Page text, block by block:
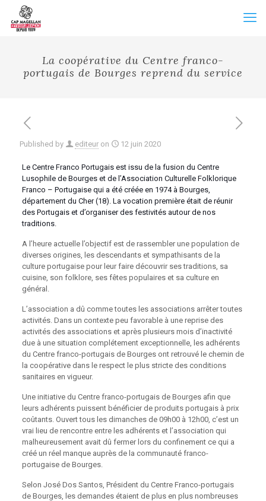
La coopérative du Centre franco-
portugais de Bourges reprend du service
Published by editeur on 12 juin 2020
Le Centre Franco Portugais est issu de la fusion du Centre
Lusophile de Bourges et de l’Association Culturelle Folklorique
Franco – Portugaise qui a été créée en 1974 à Bourges,
département du Cher (18). La vocation première était de réunir
des Portugais et d’organiser des festivités autour de nos
traditions.
A l’heure actuelle l’objectif est de rassembler une population de
diverses origines, les descendants et sympathisants de la
culture portugaise pour leur faire découvrir ses traditions, sa
cuisine, son folklore, ses fêtes populaires et sa culture en
général.
L’association a dû comme toutes les associations arrêter toutes
activités. Dans un contexte peu favorable à une reprise des
activités des associations et après plusieurs mois d’inactivité
due à une situation complétement exceptionnelle, les adhérents
du Centre franco-portugais de Bourges ont retrouvé le chemin de
la coopérative dans le respect le plus stricte des conditions
sanitaires en vigueur.
Une initiative du Centre franco-portugais de Bourges afin que
leurs adhérents puissent bénéficier de produits portugais à prix
coûtants. Ouvert tous les dimanches de 09h00 à 12h00, c’est un
vrai lieu de rencontre entre les adhérents et l’association qui
malheureusement avait dû fermer lors du confinement ce qui a
créé un réel manque auprès de la communauté franco-
portugaise de Bourges.
Selon José Dos Santos, Président du Centre Franco-portugais
de Bourges, les demandes étaient de plus en plus nombreuses